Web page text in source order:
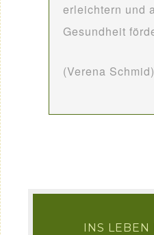
erleichtern und
Gesundheit
(Verena Schmid)
INS LEBEN